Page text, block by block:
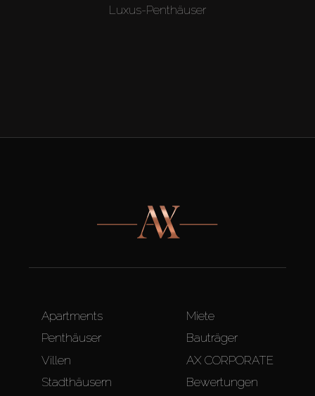
Luxus-Penthäuser
Apartments
Penthäuser
Villen
Stadthäusern
Miete
Bauträger
AX CORPORATE
Bewertungen